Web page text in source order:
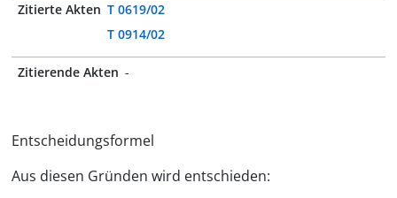
Zitierte Akten T 0619/02
T 0914/02
Zitierende Akten -
Entscheidungsformel
Aus diesen Gründen wird entschieden: